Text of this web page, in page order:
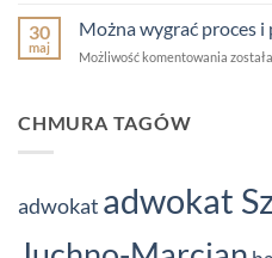
start
30
maj
Można wygrać proces i
Możliwość komentowania Można
CHMURA TAGÓW
adwokat adwokat